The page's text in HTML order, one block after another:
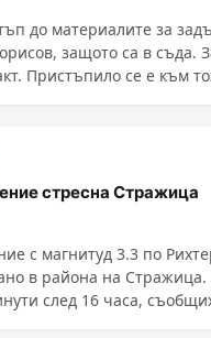
до материалите за
защото са в съда.
Пристъпило се е към
стресна Стражица
с магнитуд 3.3 по
в района на Стражица. Трусът е
след 16 часа,